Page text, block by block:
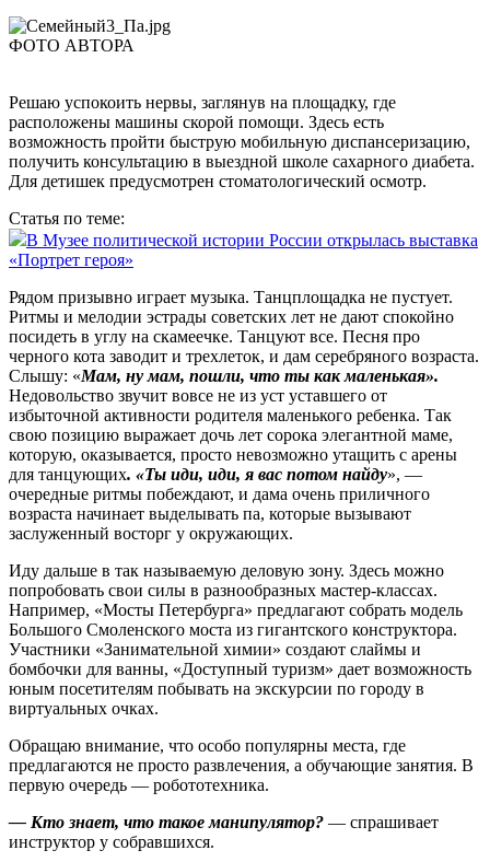
ФОТО АВТОРА
Решаю успокоить нервы, заглянув на площадку, где
расположены машины скорой помощи. Здесь есть
возможность пройти быструю мобильную диспансеризацию,
получить консультацию в выездной школе сахарного диабета.
Для детишек предусмотрен стоматологический осмотр.
Статья по теме:
В Музее политической истории России открылась выставка
«Портрет героя»
Рядом призывно играет музыка. Танцплощадка не пустует.
Ритмы и мелодии эстрады советских лет не дают спокойно
посидеть в углу на скамеечке. Танцуют все. Песня про
черного кота заводит и трехлеток, и дам серебряного возраста.
Слышу: «Мам, ну мам, пошли, что ты как маленькая».
Недовольство звучит вовсе не из уст уставшего от
избыточной активности родителя маленького ребенка. Так
свою позицию выражает дочь лет сорока элегантной маме,
которую, оказывается, просто невозможно утащить с арены
для танцующих. «Ты иди, иди, я вас потом найду», —
очередные ритмы побеждают, и дама очень приличного
возраста начинает выделывать па, которые вызывают
заслуженный восторг у окружающих.
Иду дальше в так называемую деловую зону. Здесь можно
попробовать свои силы в разнообразных мастер-классах.
Например, «Мосты Петербурга» предлагают собрать модель
Большого Смоленского моста из гигантского конструктора.
Участники «Занимательной химии» создают слаймы и
бомбочки для ванны, «Доступный туризм» дает возможность
юным посетителям побывать на экскурсии по городу в
виртуальных очках.
Обращаю внимание, что особо популярны места, где
предлагаются не просто развлечения, а обучающие занятия. В
первую очередь — робототехника.
— Кто знает, что такое манипулятор? — спрашивает
инструктор у собравшихся.